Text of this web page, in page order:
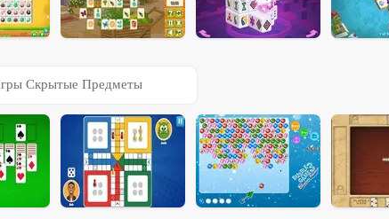
Скрытые Предметы